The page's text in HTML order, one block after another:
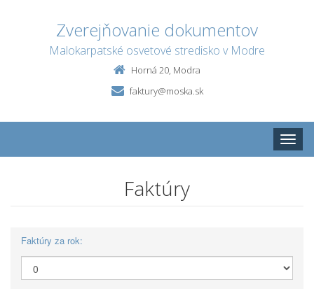
Zverejňovanie dokumentov
Malokarpatské osvetové stredisko v Modre
Horná 20, Modra
faktury@moska.sk
Toggle
Faktúry
Faktúry za rok: